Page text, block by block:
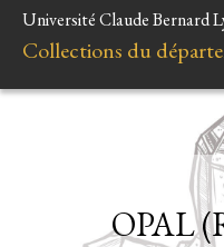
Université Claude Bernard
Collections du
OPAL